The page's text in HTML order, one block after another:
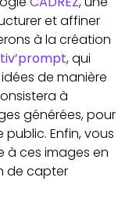
et affiner
à la création
, qui
de manière
à
générées, pour
Enfin, vous
à ces images en
de capter